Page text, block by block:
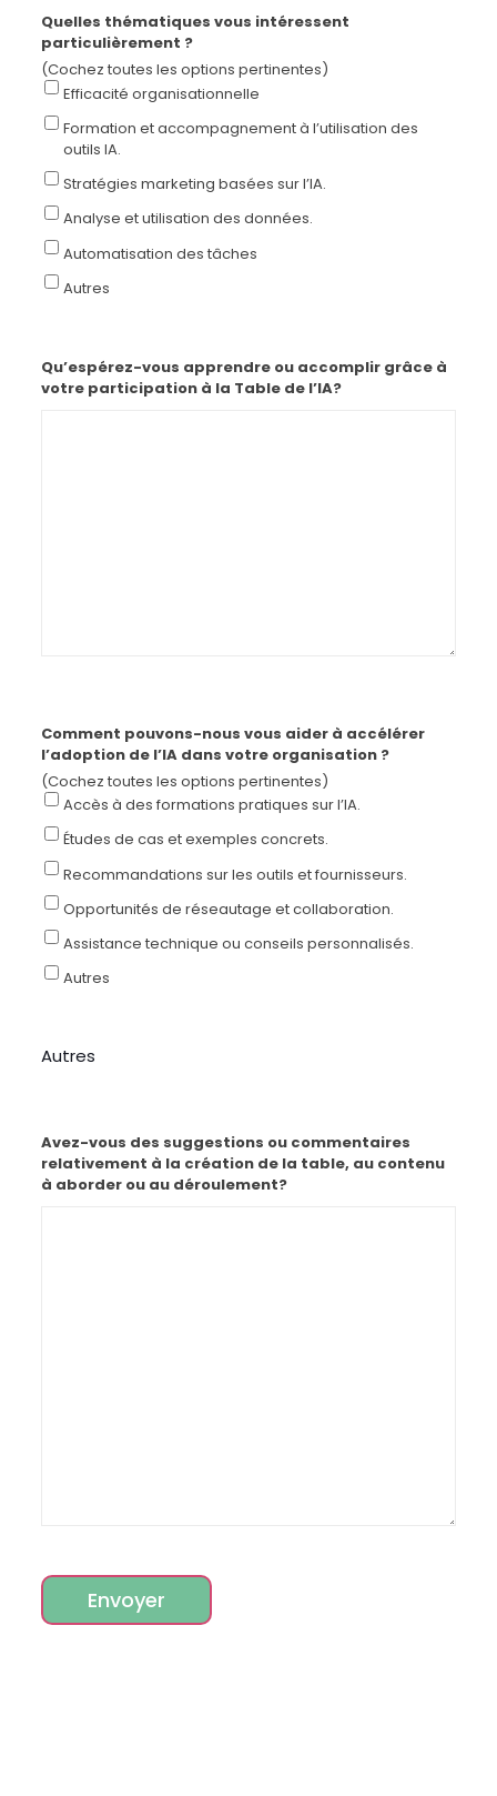
Quelles thématiques vous intéressent
particulièrement ?
(Cochez toutes les options pertinentes)
Efficacité organisationnelle
Formation et accompagnement à l’utilisation des
outils IA.
Stratégies marketing basées sur l’IA.
Analyse et utilisation des données.
Automatisation des tâches
Autres
Qu’espérez-vous apprendre ou accomplir grâce à
votre participation à la Table de l’IA?
Comment pouvons-nous vous aider à accélérer
l’adoption de l’IA dans votre organisation ?
(Cochez toutes les options pertinentes)
Accès à des formations pratiques sur l’IA.
Études de cas et exemples concrets.
Recommandations sur les outils et fournisseurs.
Opportunités de réseautage et collaboration.
Assistance technique ou conseils personnalisés.
Autres
Autres
Avez-vous des suggestions ou commentaires
relativement à la création de la table, au contenu
à aborder ou au déroulement?